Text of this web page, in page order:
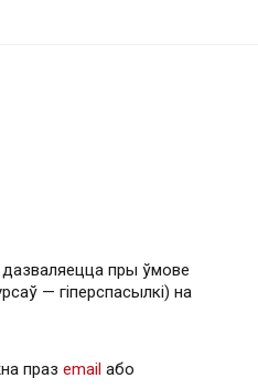
пры ўмове
— гiперспасылкi) на
праз email або